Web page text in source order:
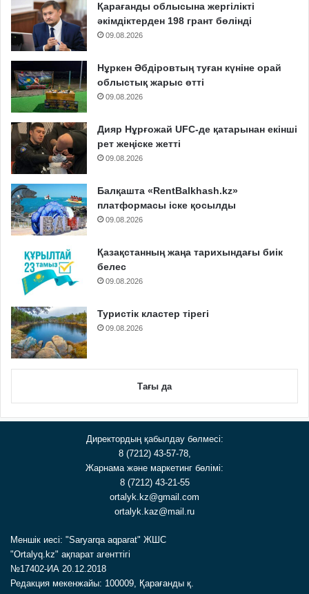
Қарағанды облысына жергілікті
әкімдіктерден 198 грант бөлінді
09.08.2026
Нұркен Әбдіровтың туған күніне орай
облыстық жарыс өтті
09.08.2026
Дияр Нұрғожай UFC-де қатарынан екінші
рет жеңіске жетті
09.08.2026
Балқашта «RentBalkhash.kz»
платформасы іске қосылды
09.08.2026
Қазақстанның жаңа тарихындағы биік
белес
09.08.2026
Туристік кластер тірегі
09.08.2026
Тағы да
Директордың қабылдау бөлмесі:
8 (7212) 43-57-78,
Жарнама және маркетинг бөлімі:
8 (7212) 43-21-55
ortalyk.kz@gmail.com
ortalyk.kaz@mail.ru
Меншік иесі: "Saryarqa aqparat" ЖШС
"Ortalyq.kz" ақпарат агенттігі
№17402-ИА 20.12.2018
Редакция мекенжайы: 100009, Қарағанды қ.